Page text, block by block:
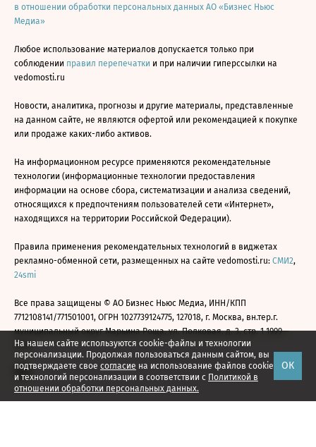
На нашем сайте используются cookie-файлы и технологии
персонализации. Продолжая пользоваться данным сайтом, вы
подтверждаете свое согласие на использование файлов cookie
и технологий персонализации в соответствии с Политикой в
отношении обработки персональных данных.
ОК
в отношении обработки персональных данных АО «Бизнес Ньюс
Медиа»
Любое использование материалов допускается только при
соблюдении правил перепечатки и при наличии гиперссылки на
vedomosti.ru
Новости, аналитика, прогнозы и другие материалы, представленные
на данном сайте, не являются офертой или рекомендацией к покупке
или продаже каких-либо активов.
На информационном ресурсе применяются рекомендательные
технологии (информационные технологии предоставления
информации на основе сбора, систематизации и анализа сведений,
относящихся к предпочтениям пользователей сети «Интернет»,
находящихся на территории Российской Федерации).
Правила применения рекомендательных технологий в виджетах
рекламно-обменной сети, размещенных на сайте vedomosti.ru: СМИ2,
24smi
Все права защищены © АО Бизнес Ньюс Медиа, ИНН/КПП
7712108141/771501001, ОГРН 1027739124775, 127018, г. Москва, вн.тер.г.
муниципальный округ Марьина Роща, ул. Полковая, д. 3, стр. 1 1999—
2026